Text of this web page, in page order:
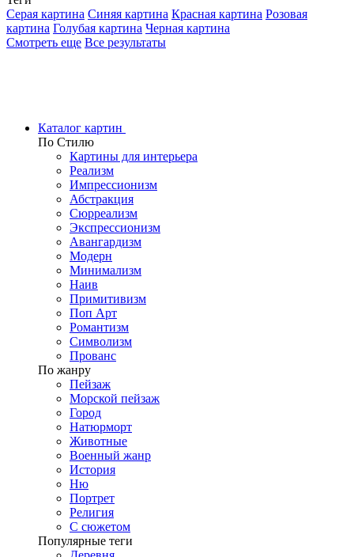
Серая картина Синяя картина Красная картина Розовая
картина Голубая картина Черная картина
Смотреть еще Все результаты
Каталог картин
По Стилю
Картины для интерьера
Реализм
Импрессионизм
Абстракция
Сюрреализм
Экспрессионизм
Авангардизм
Модерн
Минимализм
Наив
Примитивизм
Поп Арт
Романтизм
Символизм
Прованс
По жанру
Пейзаж
Морской пейзаж
Город
Натюрморт
Животные
Военный жанр
История
Ню
Портрет
Религия
С сюжетом
Популярные теги